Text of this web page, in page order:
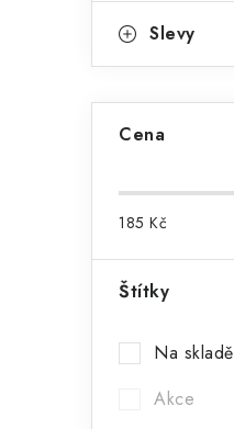
Slevy
Cena
185 Kč
Štítky
Na skladě
Akce